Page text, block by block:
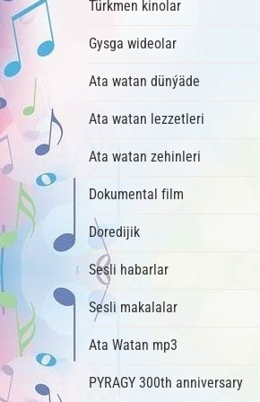
Türkmen kinolar
Gysga wideolar
Ata watan dünýäde
Ata watan lezzetleri
Ata watan zehinleri
Dokumental film
Doredijik
Sesli habarlar
Sesli makalalar
Ata Watan mp3
PYRAGY 300th anniversary